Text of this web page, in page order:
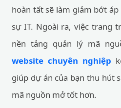
hoàn tất sẽ làm giảm bớt
sự IT. Ngoài ra, việc trang
nền tảng quản lý mã
website chuyên nghiệp
giúp dự án của bạn thu hút
mã nguồn mở tốt hơn.